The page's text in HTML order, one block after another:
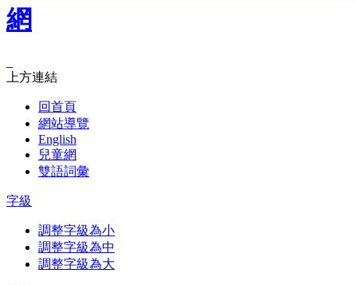
網
上方連結
回首頁
網站導覽
English
兒童網
雙語詞彙
字級
調整字級為小
調整字級為中
調整字級為大